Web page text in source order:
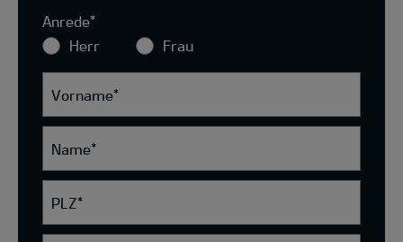
Anrede*
Herr
Frau
Vorname*
Name*
PLZ*